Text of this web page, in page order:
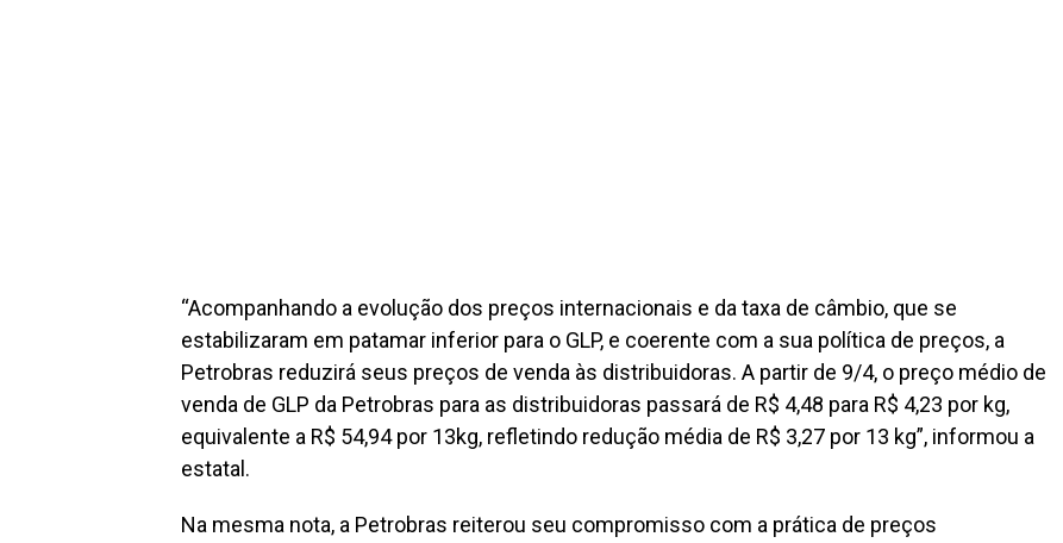
“Acompanhando a evolução dos preços internacionais e da taxa de câmbio, que se
estabilizaram em patamar inferior para o GLP, e coerente com a sua política de preços, a
Petrobras reduzirá seus preços de venda às distribuidoras. A partir de 9/4, o preço médio de
venda de GLP da Petrobras para as distribuidoras passará de R$ 4,48 para R$ 4,23 por kg,
equivalente a R$ 54,94 por 13kg, refletindo redução média de R$ 3,27 por 13 kg”, informou a
estatal.
Na mesma nota, a Petrobras reiterou seu compromisso com a prática de preços